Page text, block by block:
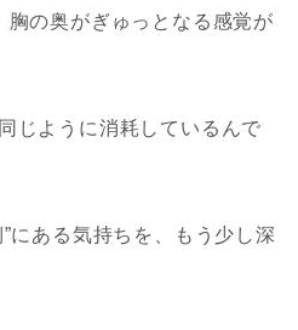
胸の奥がぎゅっとなる感覚が
じように消耗しているんで
にある気持ちを、もう少し深